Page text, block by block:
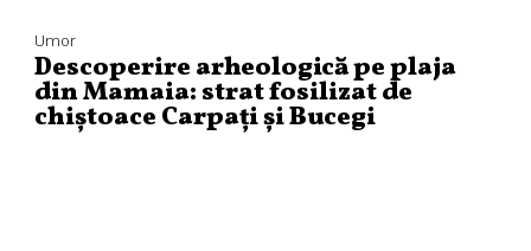
Umor
Descoperire arheologică pe plaja
din Mamaia: strat fosilizat de
chiștoace Carpați și Bucegi